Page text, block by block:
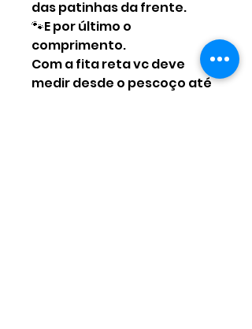
das patinhas da frente.
🐾E por último o
comprimento.
Com a fita reta vc deve
medir desde o pescoço até